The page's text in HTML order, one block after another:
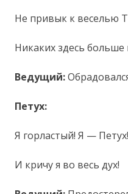
Не привык к веселью
Никаких здесь больше
Ведущий:
Петух:
Я горластый! Я — Петух!
И кричу я во весь дух!